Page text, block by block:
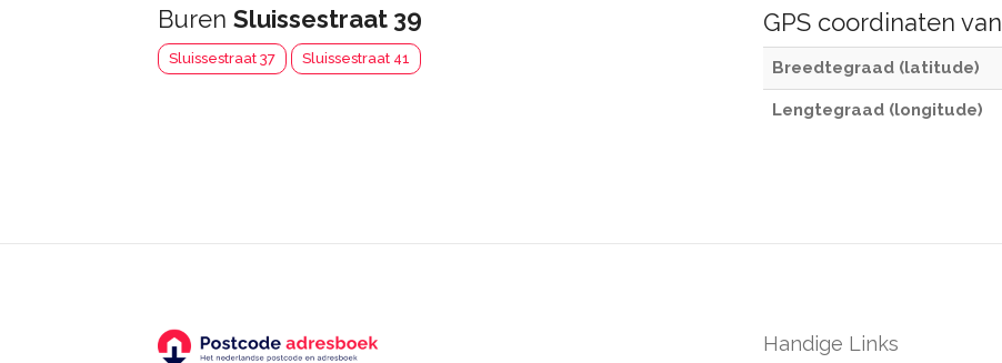
Buren Sluissestraat 39
Sluissestraat 37 Sluissestraat 41
GPS coordinaten van
Breedtegraad (latitude)
Lengtegraad (longitude)
Handige Links